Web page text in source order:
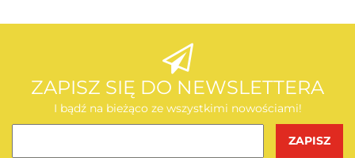
AEG
ZAPISZ SIĘ DO NEWSLETTERA
I bądź na bieżąco ze wszystkimi nowościami!